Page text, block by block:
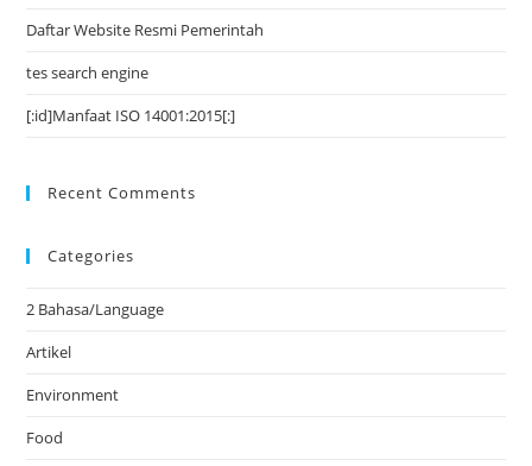
Daftar Website Resmi Pemerintah
tes search engine
[:id]Manfaat ISO 14001:2015[:]
Recent Comments
Categories
2 Bahasa/Language
Artikel
Environment
Food